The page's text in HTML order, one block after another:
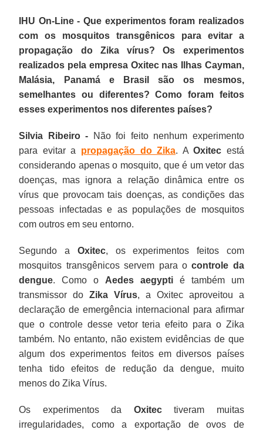
IHU On-Line - Que experimentos foram realizados
com os mosquitos transgênicos para evitar a
propagação do Zika vírus? Os experimentos
realizados pela empresa Oxitec nas Ilhas Cayman,
Malásia, Panamá e Brasil são os mesmos,
semelhantes ou diferentes? Como foram feitos
esses experimentos nos diferentes países?
Silvia Ribeiro - Não foi feito nenhum experimento
para evitar a propagação do Zika. AOxitec está
considerando apenas o mosquito, que é um vetor das
doenças, mas ignora a relação dinâmica entre os
vírus que provocam tais doenças, as condições das
pessoas infectadas e as populações de mosquitos
com outros em seu entorno.
Segundo a Oxitec, os experimentos feitos com
mosquitos transgênicos servem para ocontrole da
dengue. Como o Aedes aegyptié também um
transmissor doZika Vírus, a Oxitec aproveitou a
declaração de emergência internacional para afirmar
que o controle desse vetor teria efeito para o Zika
também. No entanto, não existem evidências de que
algum dos experimentos feitos em diversos países
tenha tido efeitos de redução da dengue, muito
menos do Zika Vírus.
Os experimentos da Oxitectiveram muitas
irregularidades, como a exportação de ovos de